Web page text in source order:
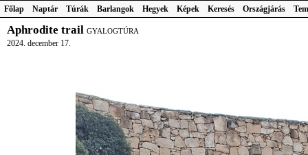
Főlap Naptár Túrák Barlangok Hegyek Képek Keresés Országjárás
Aphrodite trail GYALOGTÚRA
2024. december 17.